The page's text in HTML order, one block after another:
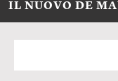
IL NUOVO DE